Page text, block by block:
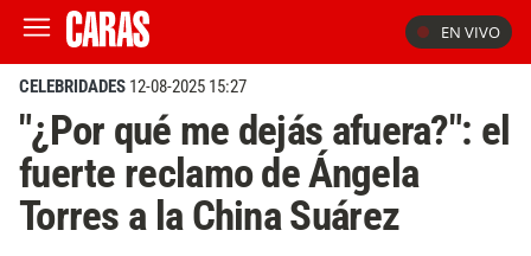
EN VIVO
CELEBRIDADES 12-08-2025 15:27
"¿Por qué me dejás afuera?": el
fuerte reclamo de Ángela
Torres a la China Suárez